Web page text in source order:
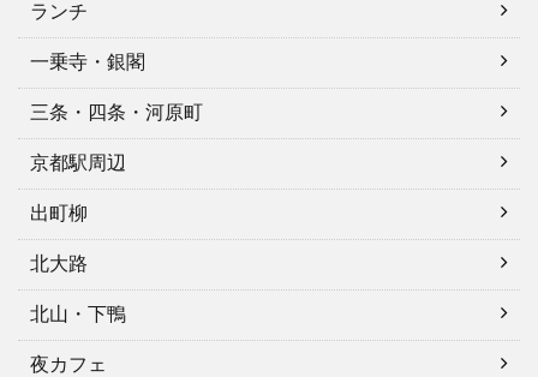
ランチ
一乗寺・銀閣
三条・四条・河原町
京都駅周辺
出町柳
北大路
北山・下鴨
夜カフェ